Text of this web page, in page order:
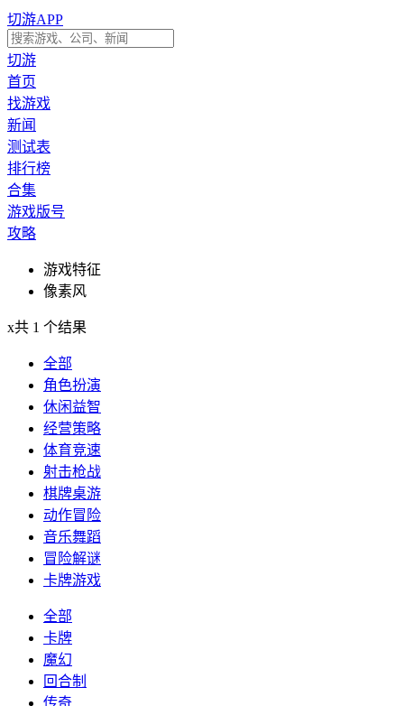
切游APP
切游
首页
找游戏
新闻
测试表
排行榜
合集
游戏版号
攻略
游戏特征
像素风
x共 1 个结果
全部
角色扮演
休闲益智
经营策略
体育竞速
射击枪战
棋牌桌游
动作冒险
音乐舞蹈
冒险解谜
卡牌游戏
全部
卡牌
魔幻
回合制
传奇